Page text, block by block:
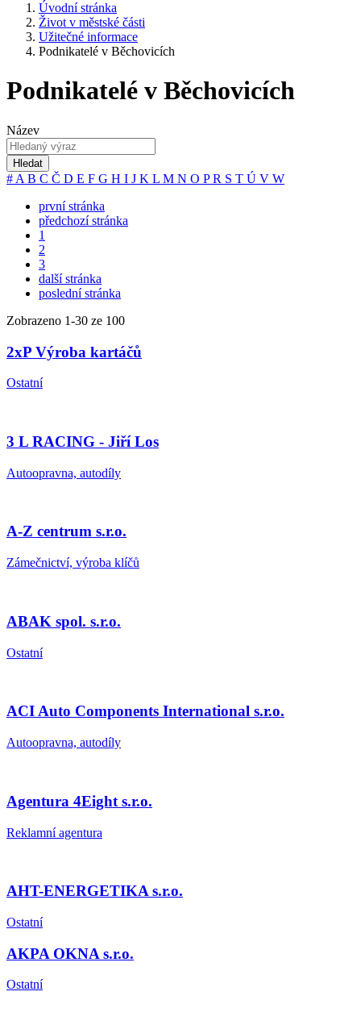
Úvodní stránka
Život v městské části
Užitečné informace
Podnikatelé v Běchovicích
Podnikatelé v Běchovicích
Název
Hledat
# A B C Č D E F G H I J K L M N O PR S T Ú V W
první stránka
předchozí stránka
1
2
3
další stránka
poslední stránka
Zobrazeno 1-30 ze 100
2xP Výroba kartáčů
Ostatní
3 L RACING - Jiří Los
Autoopravna, autodíly
A-Z centrum s.r.o.
Zámečnictví, výroba klíčů
ABAK spol. s.r.o.
Ostatní
ACI Auto Components International s.r.o.
Autoopravna, autodíly
Agentura 4Eight s.r.o.
Reklamní agentura
AHT-ENERGETIKA s.r.o.
Ostatní
AKPA OKNA s.r.o.
Ostatní